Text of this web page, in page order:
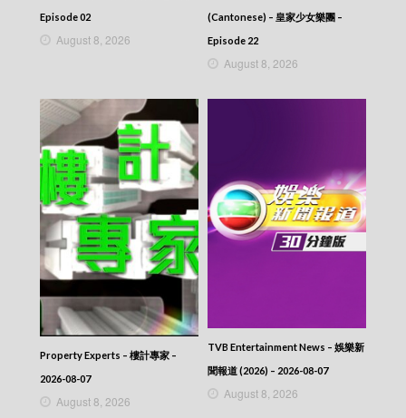
News At 7:30 – 七點半新聞報道 – 2016-12-24
News At 7:30 – 七點半新聞報道 – 2016-12-21
News At 7:30 – 七點半新聞報道 – 2016-12-20
News At 7:30 – 七點半新聞報道 – 2016-10-13
News At 7:30 – 七點半新聞報道 – 2016-10-11
News At 7:30 – 七點半新聞報道 – 2016-10-10
News At 7:30 – 七點半新聞報道 – 2016-09-30
News At 7:30 – 七點半新聞報道 – 2016-09-28
News At 7:30 – 七點半新聞報道 – 2016-09-27
News At 7:30 – 七點半新聞報道 – 2016-09-26
News At 7:30 – 七點半新聞報道 – 2016-09-23
News At 7:30 – 七點半新聞報道 – 2016-09-22
News At 7:30 – 七點半新聞報道 – 2016-09-21
News At 7:30 – 七點半新聞報道 – 2016-09-20
News At 7:30 – 七點半新聞報道 – 2016-09-19
News At 7:30 – 七點半新聞報道 – 2016-09-16
News At 7:30 – 七點半新聞報道 – 2016-09-15
News At 7:30 – 七點半新聞報道 – 2016-09-14
News At 7:30 – 七點半新聞報道 – 2016-09-13
News At 7:30 – 七點半新聞報道 – 2016-09-12
News At 7:30 – 七點半新聞報道 – 2016-09-11
Episode 02
August 8, 2026
(Cantonese) – 皇家少女樂團 –
Episode 22
August 8, 2026
Property Experts – 樓計專家 –
2026-08-07
August 8, 2026
TVB Entertainment News – 娛樂新
聞報道 (2026) – 2026-08-07
August 8, 2026